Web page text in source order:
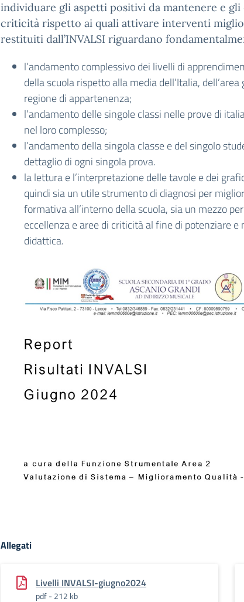
individuare gli aspetti positivi da mantenere e
criticità rispetto ai quali attivare interventi
restituiti dall’INVALSI riguardano
l’andamento complessivo dei livelli di
della scuola rispetto alla media dell’Italia,
regione di appartenenza;
l’andamento delle singole classi nelle prove di
nel loro complesso;
l’andamento della singola classe e del singolo
dettaglio di ogni singola prova.
la lettura e l’interpretazione delle tavole e dei
quindi sia un utile strumento di diagnosi per
formativa all’interno della scuola, sia un mezzo
eccellenza e aree di criticità al fine di potenziare e
didattica.
Allegati
Livelli INVALSI-giugno2024
pdf - 212 kb